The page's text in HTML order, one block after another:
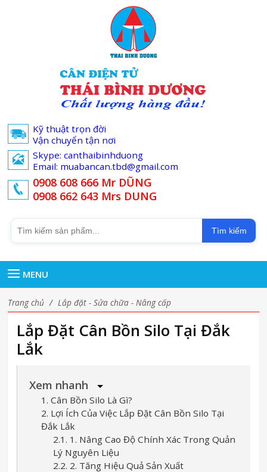
Kỹ thuật trọn đời
Vận chuyển tận nơi
Skype: canthaibinhduong
Email: muabancan.tbd@gmail.com
0908 608 666 Mr DŨNG
0908 662 643 Mrs DUNG
Tìm kiếm
MENU
Trang chủ / Lắp đặt - Sửa chữa - Nâng cấp
Lắp Đặt Cân Bồn Silo Tại Đắk
Lắk
Xem nhanh
1. Cân Bồn Silo Là Gì?
2. Lợi Ích Của Việc Lắp Đặt Cân Bồn Silo Tại
Đắk Lắk
2.1. 1. Nâng Cao Độ Chính Xác Trong Quản
Lý Nguyên Liệu
2.2. 2. Tăng Hiệu Quả Sản Xuất